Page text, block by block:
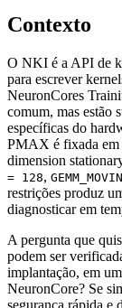
Contexto
O NKI é a API de
para escrever
NeuronCores
comum, mas estão
específicas do
PMAX é fixada em
dimension
= 128,
restrições produz
diagnosticar em
A pergunta que
podem ser
implantação, em
NeuronCore? Se
segurança rápida e